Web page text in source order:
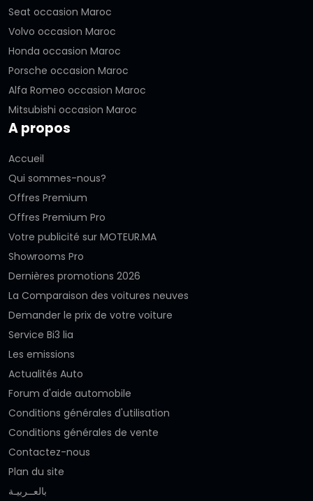
Seat occasion Maroc
Volvo occasion Maroc
Honda occasion Maroc
Porsche occasion Maroc
Alfa Romeo occasion Maroc
Mitsubishi occasion Maroc
A propos
Accueil
Qui sommes-nous?
Offres Premium
Offres Premium Pro
Votre publicité sur MOTEUR.MA
Showrooms Pro
Dernières promotions 2026
La Comparaison des voitures neuves
Demander le prix de votre voiture
Service Bi3 lia
Les emissions
Actualités Auto
Forum d'aide automobile
Conditions générales d'utilisation
Conditions générales de vente
Contactez-nous
Plan du site
بالعــربيـة